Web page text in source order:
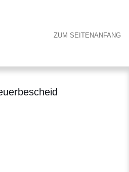
ZUM SEITENANFANG